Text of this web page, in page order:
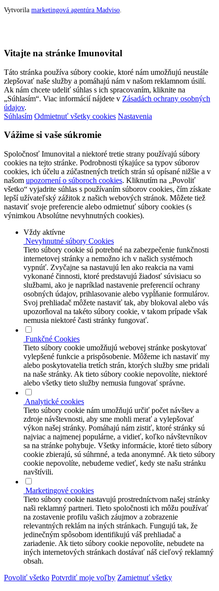
Vytvorila marketingová agentúra Madviso.
Vitajte na stránke Imunovital
Táto stránka používa súbory cookie, ktoré nám umožňujú neustále
zlepšovať naše služby a pomáhajú nám v našom reklamnom úsilí.
Ak nám chcete udeliť súhlas s ich spracovaním, kliknite na
„Súhlasím“. Viac informácií nájdete v Zásadách ochrany osobných
údajov.
Súhlasím Odmietnuť všetky cookies Nastavenia
Vážime si vaše súkromie
Spoločnosť Imunovital a niektoré tretie strany používajú súbory
cookies na tejto stránke. Podrobnosti týkajúce sa typov súborov
cookies, ich účelu a zúčastnených tretích strán sú opísané nižšie a v
našom upozornení o súboroch cookies. Kliknutím na „Povoliť
všetko“ vyjadrite súhlas s používaním súborov cookies, čím získate
lepší užívateľský zážitok z našich webových stránok. Môžete tiež
nastaviť svoje preferencie alebo odmietnuť súbory cookies (s
výnimkou Absolútne nevyhnutných cookies).
Vždy aktívne
Nevyhnutné súbory Cookies
Tieto súbory cookie sú potrebné na zabezpečenie funkčnosti
internetovej stránky a nemožno ich v našich systémoch
vypnúť. Zvyčajne sa nastavujú len ako reakcia na vami
vykonané činnosti, ktoré predstavujú žiadosť súvisiacu so
službami, ako je napríklad nastavenie preferencií ochrany
osobných údajov, prihlasovanie alebo vypĺňanie formulárov.
Svoj prehliadač môžete nastaviť tak, aby blokoval alebo vás
upozorňoval na takéto súbory cookie, v takom prípade však
nemusia niektoré časti stránky fungovať.
Funkčné Cookies
Tieto súbory cookie umožňujú webovej stránke poskytovať
vylepšené funkcie a prispôsobenie. Môžeme ich nastaviť my
alebo poskytovatelia tretích strán, ktorých služby sme pridali
na naše stránky. Ak tieto súbory cookie nepovolíte, niektoré
alebo všetky tieto služby nemusia fungovať správne.
Analytické cookies
Tieto súbory cookie nám umožňujú určiť počet návštev a
zdroje návštevnosti, aby sme mohli merať a vylepšovať
výkon našej stránky. Pomáhajú nám zistiť, ktoré stránky sú
najviac a najmenej populárne, a vidieť, koľko návštevníkov
sa na stránke pohybuje. Všetky informácie, ktoré tieto súbory
cookie zbierajú, sú súhrnné, a teda anonymné. Ak tieto súbory
cookie nepovolíte, nebudeme vedieť, kedy ste našu stránku
navštívili.
Marketingové cookies
Tieto súbory cookie nastavujú prostredníctvom našej stránky
naši reklamný partneri. Tieto spoločnosti ich môžu používať
na zostavenie profilu vašich záujmov a zobrazenie
relevantných reklám na iných stránkach. Fungujú tak, že
jedinečným spôsobom identifikujú váš prehliadač a
zariadenie. Ak tieto súbory cookie nepovolíte, nebudete na
iných internetových stránkach dostávať náš cieľový reklamný
obsah.
Povoliť všetko Potvrdiť moje voľby Zamietnuť všetky